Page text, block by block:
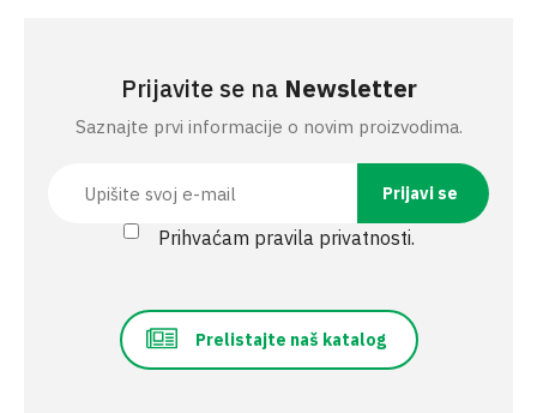
Prijavite se na Newsletter
Saznajte prvi informacije o novim proizvodima.
Prihvaćam pravila privatnosti.
Prelistajte naš katalog